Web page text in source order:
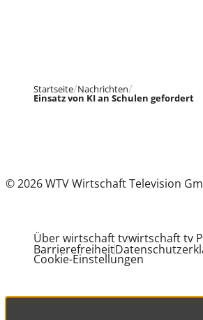
Startseite Nachrichten
Einsatz von KI an Schulen gefordert
© 2026 WTV Wirtschaft Television
Über wirtschaft tvwirtschaft tv
Barrierefreiheit
Cookie-Einstellungen